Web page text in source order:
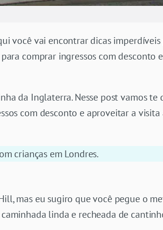
você vai encontrar dicas imperdíveis
comprar ingressos com desconto
da Inglaterra. Nesse post vamos te
com desconto e aproveitar a visita
crianças em Londres.
mas eu sugiro que você pegue o
linda e recheada de